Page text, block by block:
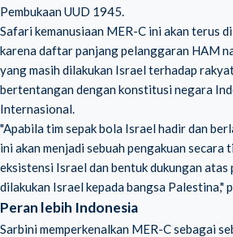
Pembukaan UUD 1945.
Safari kemanusiaan MER-C ini akan terus
karena daftar panjang pelanggaran HAM
yang masih dilakukan Israel terhadap
bertentangan dengan konstitusi negara
Internasional.
"Apabila tim sepak bola Israel hadir dan
ini akan menjadi sebuah pengakuan secara
eksistensi Israel dan bentuk dukungan atas
dilakukan Israel kepada bangsa Palestina,"
Peran lebih Indonesia
Sarbini memperkenalkan MER-C sebagai